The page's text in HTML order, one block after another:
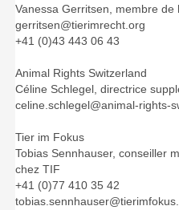
Vanessa Gerritsen, membre de
gerritsen@tierimrecht.org
+41 (0)43 443 06 43
Animal Rights Switzerland
Céline Schlegel, directrice
celine.schlegel@animal-rights-
Tier im Fokus
Tobias Sennhauser, conseiller
chez TIF
+41 (0)77 410 35 42